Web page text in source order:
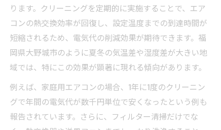
ります。クリーニングを定期的に実施することで、エア
コンの熱交換効率が回復し、設定温度までの到達時間が
短縮されるため、電気代の削減効果が期待できます。福
岡県大野城市のように夏冬の気温差や湿度差が大きい地
域では、特にこの効果が顕著に現れる傾向があります。
例えば、家庭用エアコンの場合、1年に1度のクリーニン
グで年間の電気代が数千円単位で安くなったという例も
報告されています。さらに、フィルター清掃だけでな